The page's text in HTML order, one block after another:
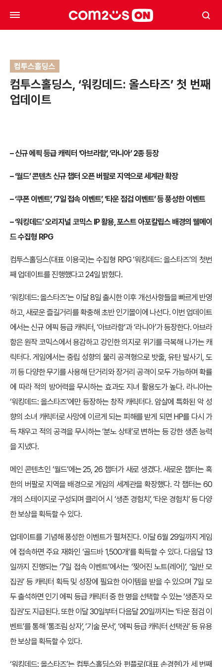
컴투스홀딩스
컴투스홀딩스, ‘워킹데드: 올스타즈’ 첫 번째
업데이트
–신규 에픽 등급 캐릭터 ‘아브라함’, ‘라니아’ 2종 등장
–‘월드’ 콘텐츠 신규 챕터 오픈 버팔로 지역으로 세계관 확장
–‘쿠폰 이벤트’, ‘7일 접속 이벤트’, ‘타운 점검 이벤트’ 등 풍성한 이벤트
–‘워킹데드’ 오리지널 코믹스 IP 활용, 포스트 아포칼립스 배경의 웰메이
드 수집형 RPG
컴투스홀딩스(대표 이용국)는 수집형 RPG ‘워킹데드: 올스타즈’의 첫번
째 업데이트를 진행했다고 24일 밝혔다.
‘워킹데드: 올스타즈’는 이달 8일 출시한 이후 개선사항들을 빠르게 반영
하고, 새로운 즐길거리를 확충해 초반 인기몰이에 나선다. 이번 업데이트
에서는 신규 에픽 등급 캐릭터, ‘아브라함’과 ‘라니아’가 등장한다. 아브라
함은 원작 코믹스에서 용감하고 강인한 의지로 위기를 극복해 나가는 캐
릭터다. 게임에서는 중립 성향의 물리 공격형으로 밧줄, 유탄 발사기, 도
끼 등 다양한 무기를 사용해 단거리와 장거리 공격이 모두 가능하며 확률
에 따라 적의 방어력을 무시하는 효과도 지녀 활용도가 높다. 라니아는
‘워킹데드: 올스타즈’에만 등장하는 창작 캐릭터다. 암살에 특화된 악 성
향의 소녀 캐릭터로 사망에 이르게 되는 피해를 받게 되면 HP를 다시 가
득 채우고 적의 공격을 무시하는 ‘분노 상태’로 변하는 등 강한 생존 능력
을 지녔다.
메인 콘텐츠인 ‘월드’에는 25, 26 챕터가 새로 생겼다. 새로운 챕터는 혹
한의 버팔로 지역을 배경으로 게임의 세계관을 확장했다. 각 챕터는 60
개의 스테이지로 구성되며 클리어 시 ‘생존 경험치’, ‘타운 경험치’ 등 다양
한 보상을 획득할 수 있다.
업데이트를 기념해 풍성한 이벤트가 펼쳐진다. 이달 6월 29일까지 게임
에 접속하면 주요 재화인 ‘골드바 1,500개’를 획득할 수 있다. 다음달 13
일까지 진행되는 ‘7일 접속 이벤트’에서는 ‘찢어진 노트(레어)’, ‘일반 모
집권’ 등 캐릭터 획득 및 성장에 필요한 아이템을 받을 수 있으며 7일 모
두 출석하면 인기 에픽 등급 캐릭터 중 한 명을 선택할 수 있는 ‘생존자 모
집권’도 지급된다. 또한 이달 30일부터 다음달 20일까지는 ‘타운 점검 이
벤트’를 통해 ‘통조림 상자’, ‘기술 문서’, ‘에픽 등급 캐릭터 선택권’ 등 유용
한 보상을 획득할 수 있다.
‘워킹데드: 올스타즈’는 컴투스홀딩스와 펀플로(대표 손경현)가 세 번째